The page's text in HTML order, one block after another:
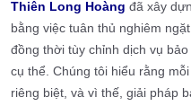
Thiên Long Hoàng đã xây
bằng việc tuân thủ nghiêm
đồng thời tùy chỉnh dịch vụ
cụ thể. Chúng tôi hiểu rằng
riêng biệt, và vì thế, giải pháp